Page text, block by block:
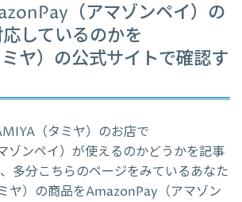
（アマゾンペイ）の
しているのかを
ヤ）の公式サイトで確認す
（タミヤ）のお店で
ゾンペイ）が使えるのかどうかを記事
多分こちらのページをみているあなた
ヤ）の商品をAmazonPay（アマゾン